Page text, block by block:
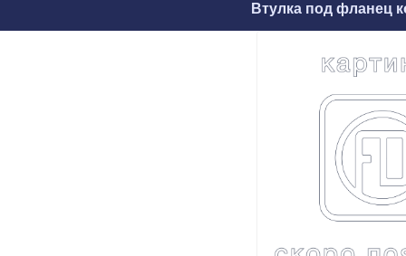
Втулка под фланец